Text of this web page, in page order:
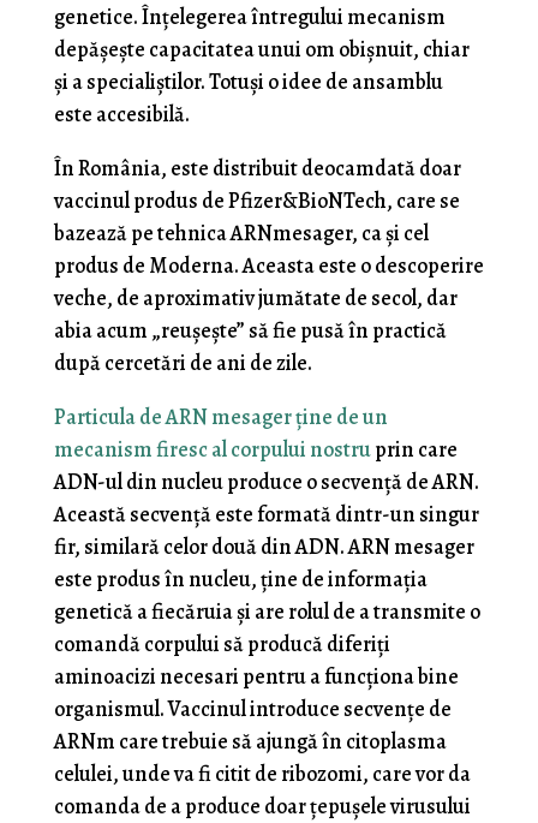
genetice. Înțelegerea întregului mecanism
depășește capacitatea unui om obișnuit, chiar
și a specialiștilor. Totuși o idee de ansamblu
este accesibilă.
În România, este distribuit deocamdată doar
vaccinul produs de Pfizer&BioNTech, care se
bazează pe tehnica ARNmesager, ca și cel
produs de Moderna. Aceasta este o descoperire
veche, de aproximativ jumătate de secol, dar
abia acum „reușește” să fie pusă în practică
după cercetări de ani de zile.
Particula de ARN mesager ține de un
mecanism firesc al corpului nostruprin care
ADN-ul din nucleu produce o secvență de ARN.
Această secvență este formată dintr-un singur
fir, similară celor două din ADN. ARN mesager
este produs în nucleu, ține de informația
genetică a fiecăruia și are rolul de a transmite o
comandă corpului să producă diferiți
aminoacizi necesari pentru a funcționa bine
organismul. Vaccinul introduce secvențe de
ARNm care trebuie să ajungă în citoplasma
celulei, unde va fi citit de ribozomi, care vor da
comanda de a produce doar țepușele virusului